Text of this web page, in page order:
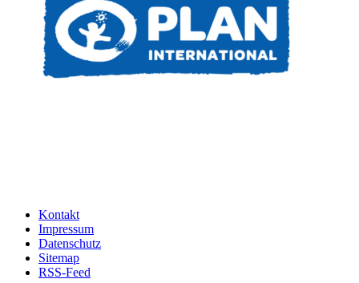
Kontakt
Impressum
Datenschutz
Sitemap
RSS-Feed